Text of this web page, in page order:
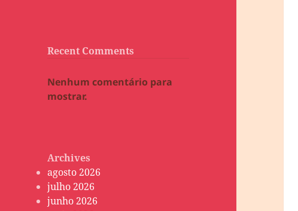
Recent Comments
Nenhum comentário para
mostrar.
Archives
agosto 2026
julho 2026
junho 2026